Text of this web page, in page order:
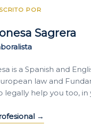
POR
Sagrera
is a Spanish and
law and
legally help you too,